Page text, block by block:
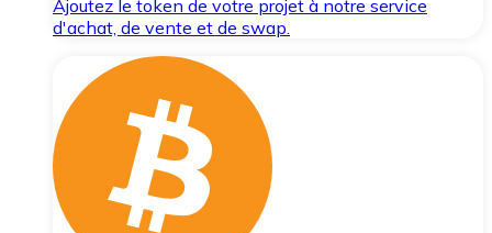
Ajoutez le token de votre projet à notre service
d'achat, de vente et de swap.